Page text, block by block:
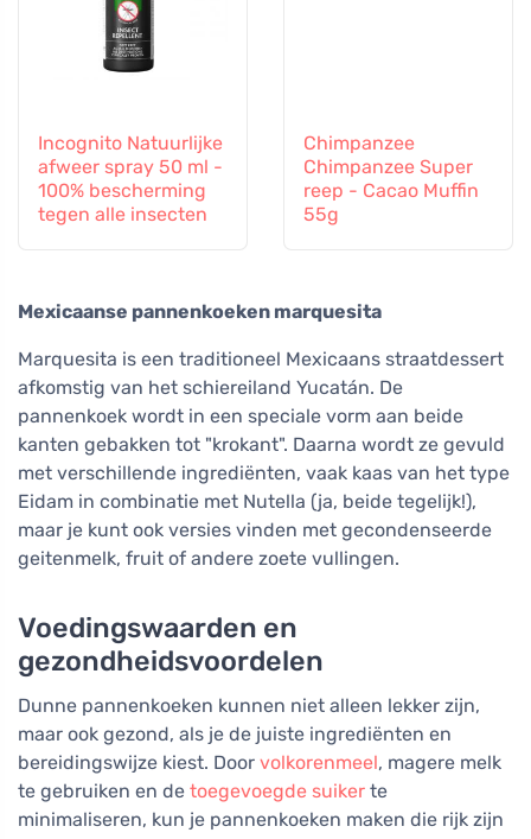
Incognito Natuurlijke
afweer spray 50 ml -
100% bescherming
tegen alle insecten
Chimpanzee
Chimpanzee Super
reep - Cacao Muffin
55g
Mexicaanse pannenkoeken marquesita
Marquesita is een traditioneel Mexicaans straatdessert
afkomstig van het schiereiland Yucatán. De
pannenkoek wordt in een speciale vorm aan beide
kanten gebakken tot "krokant". Daarna wordt ze gevuld
met verschillende ingrediënten, vaak kaas van het type
Eidam in combinatie met Nutella (ja, beide tegelijk!),
maar je kunt ook versies vinden met gecondenseerde
geitenmelk, fruit of andere zoete vullingen.
Voedingswaarden en
gezondheidsvoordelen
Dunne pannenkoeken kunnen niet alleen lekker zijn,
maar ook gezond, als je de juiste ingrediënten en
bereidingswijze kiest. Door volkorenmeel, magere melk
te gebruiken en de toegevoegde suiker te
minimaliseren, kun je pannenkoeken maken die rijk zijn